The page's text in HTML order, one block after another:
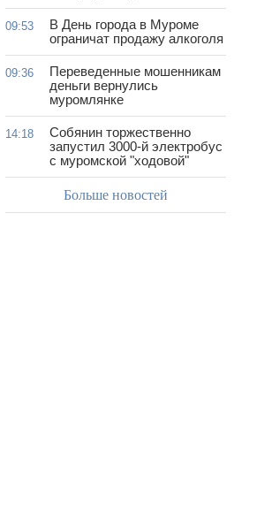
09:53
В День города в Муроме
ограничат продажу алкоголя
09:36
Переведенные мошенникам
деньги вернулись
муромлянке
14:18
Собянин торжественно
запустил 3000-й электробус
с муромской "ходовой"
Больше новостей